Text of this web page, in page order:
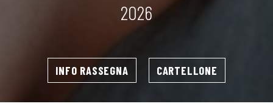
2026
INFO RASSEGNA CARTELLONE